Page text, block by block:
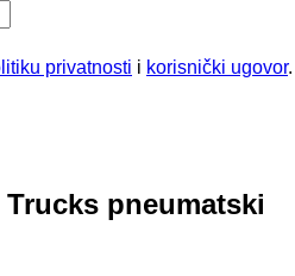
privatnosti i korisnički ugovor.
pneumatski